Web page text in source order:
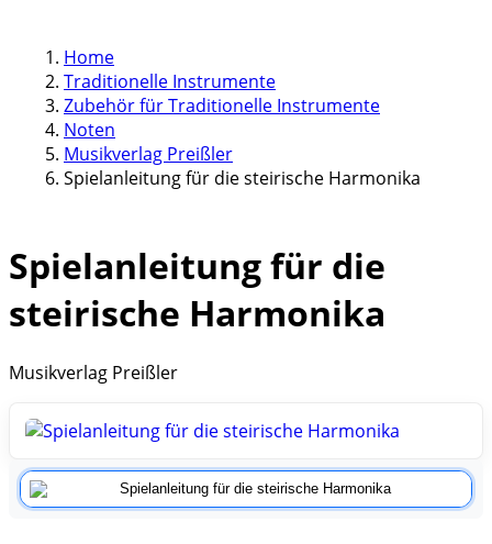
Home
Traditionelle Instrumente
Zubehör für Traditionelle Instrumente
Noten
Musikverlag Preißler
Spielanleitung für die steirische Harmonika
Spielanleitung für die
steirische Harmonika
Musikverlag Preißler